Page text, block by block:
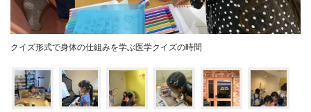
クイズ形式で身体の仕組みを学ぶ医学クイズの時間